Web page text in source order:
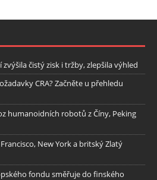
čistý zisk i tržby, zlepšila výhled
CRA? Začněte u přehledu
humanoidních robotů z Číny, Peking
New York a britský Zlatý
fondu směřuje do finského